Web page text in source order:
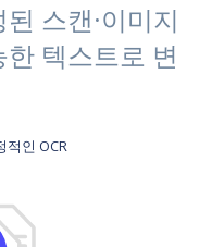
스캔·이미지
한 텍스트로 변
적인 OCR